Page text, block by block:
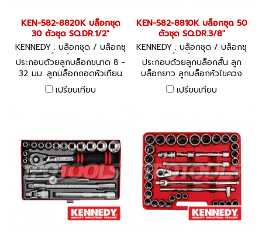
particles or contaminants,
which may impair the spark-
resistant properties, is
essential.
applications such as
petroleum and chemical
manufacturing, spray booth
operations, the marine
industry, the mining
industry, the paper
industries, or any location
where flammable vapours
safety tools are
manufactured to 25HRC
and offer a breaking strain
of 75 - 85kgf/mm2. -
Beryllium Copper are
manufactured to 30-10HRC
and offer a breaking strain
of 1117 N/m - 1236 N/m.
KEN-582-8820K บล็อกชุด
30 ตัวชุด SQ.DR.1/2"
KENNEDY : บล็อกชุด / บล็อกชุ
ดพร้อมเครื่องมือ KEN-582-88
20K
ประกอบด้วยลูกบล็อกขนาด 8 -
32 มม. ลูกบล็อกถอดหัวเทียน
พร้อมด้ามและข้อต่อในชุด 30
ชิ้น
เปรียบเทียบ
KEN-582-8810K บล็อกชุด 50
ตัวชุด SQ.DR.3/8"
KENNEDY : บล็อกชุด / บล็อกชุ
ดพร้อมเครื่องมือ KEN-582-88
10K
ประกอบด้วยลูกบล็อกสั้น ลูก
บล็อกยาว ลูกบล็อกหัวไขควง
หัวหกเหลี่ยม พร้อมด้ามและข้อ
ต่อในชุด 50 ชิ้น
เปรียบเทียบ